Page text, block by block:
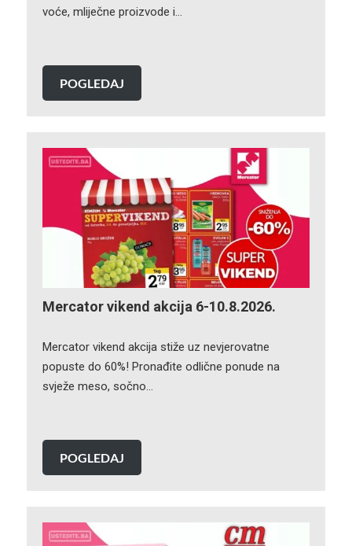
voće, mliječne proizvode i…
POGLEDAJ
Mercator vikend akcija 6-10.8.2026.
Mercator vikend akcija stiže uz nevjerovatne
popuste do 60%! Pronađite odlične ponude na
svježe meso, sočno…
POGLEDAJ